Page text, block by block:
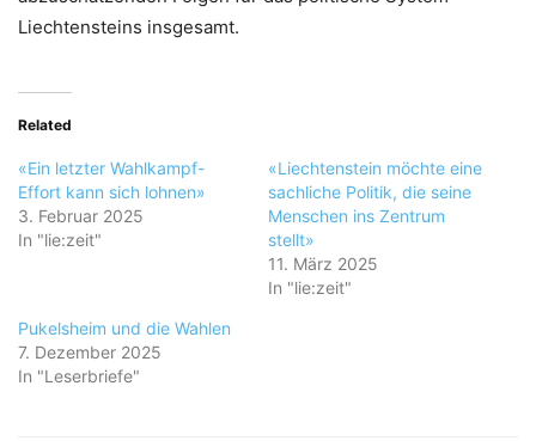
Liechtensteins insgesamt.
Related
«Ein letzter Wahlkampf-
Effort kann sich lohnen»
3. Februar 2025
In "lie:zeit"
«Liechtenstein möchte eine
sachliche Politik, die seine
Menschen ins Zentrum
stellt»
11. März 2025
In "lie:zeit"
Pukelsheim und die Wahlen
7. Dezember 2025
In "Leserbriefe"